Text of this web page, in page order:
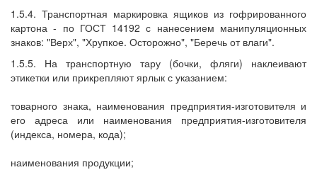
1.5.4. Транспортная маркировка ящиков из гофрированного
картона - по ГОСТ 14192 с нанесением манипуляционных
знаков: "Верх", "Хрупкое. Осторожно", "Беречь от влаги".
1.5.5. На транспортную тару (бочки, фляги) наклеивают
этикетки или прикрепляют ярлык с указанием:
товарного знака, наименования предприятия-изготовителя и
его адреса или наименования предприятия-изготовителя
(индекса, номера, кода);
наименования продукции;